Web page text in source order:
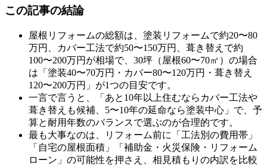
この記事の結論
屋根リフォームの総額は、塗装リフォームで約20〜80
万円、カバー工法で約50〜150万円、葺き替えで約
100〜200万円が相場で、30坪（屋根60〜70㎡）の場合
は「塗装40〜70万円・カバー80〜120万円・葺き替え
120〜200万円」が1つの目安です。
一言で言うと、「あと10年以上住むならカバー工法や
葺き替えも候補、5〜10年の延命なら塗装中心」で、予
算と耐用年数のバランスで選ぶのが合理的です。
最も大事なのは、リフォーム前に「工法別の費用帯」
「自宅の屋根面積」「補助金・火災保険・リフォーム
ローン」の可能性を押さえ、相見積もりの内訳を比較